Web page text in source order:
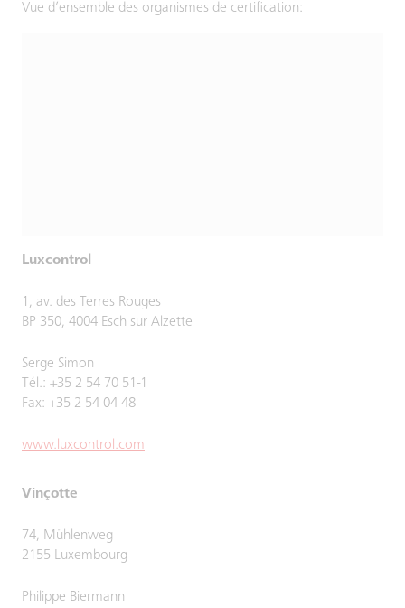
Vue d’ensemble des organismes de certification:
Luxcontrol
1, av. des Terres Rouges
BP 350, 4004 Esch sur Alzette
Serge Simon
Tél.: +35 2 54 70 51-1
Fax: +35 2 54 04 48
www.luxcontrol.com
Vinçotte
74, Mühlenweg
2155 Luxembourg
Philippe Biermann